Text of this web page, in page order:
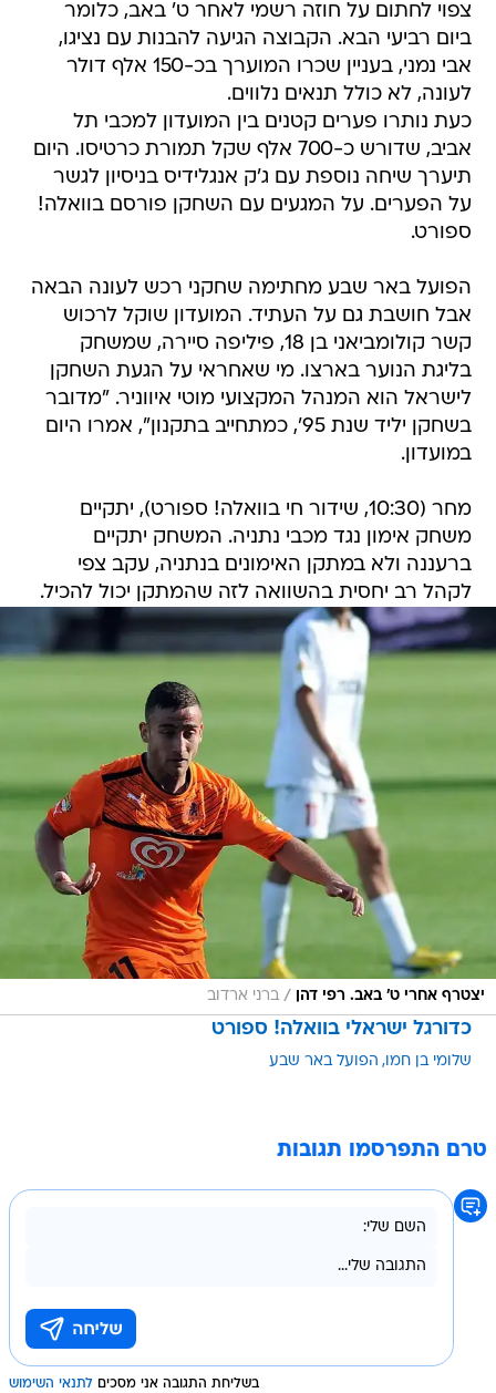
צפוי לחתום על חוזה רשמי לאחר ט' באב, כלומר
ביום רביעי הבא. הקבוצה הגיעה להבנות עם נציגו,
אבי נמני, בעניין שכרו המוערך בכ-150 אלף דולר
לעונה, לא כולל תנאים נלווים.
כעת נותרו פערים קטנים בין המועדון למכבי תל
אביב, שדורש כ-700 אלף שקל תמורת כרטיסו. היום
תיערך שיחה נוספת עם ג'ק אנגלידיס בניסיון לגשר
על הפערים. על המגעים עם השחקן פורסם בוואלה!
ספורט.
הפועל באר שבע מחתימה שחקני רכש לעונה הבאה
אבל חושבת גם על העתיד. המועדון שוקל לרכוש
קשר קולומביאני בן 18, פיליפה סיירה, שמשחק
בליגת הנוער בארצו. מי שאחראי על הגעת השחקן
לישראל הוא המנהל המקצועי מוטי איווניר. "מדובר
בשחקן יליד שנת 95', כמתחייב בתקנון", אמרו היום
במועדון.
מחר (10:30, שידור חי בוואלה! ספורט), יתקיים
משחק אימון נגד מכבי נתניה. המשחק יתקיים
ברעננה ולא במתקן האימונים בנתניה, עקב צפי
לקהל רב יחסית בהשוואה לזה שהמתקן יכול להכיל.
יצטרף אחרי ט' באב. רפי דהן / ברני ארדוב
כדורגל ישראלי בוואלה! ספורט
שלומי בן חמו הפועל באר שבע
טרם התפרסמו תגובות
בשליחת התגובה אני מסכים לתנאי השימוש